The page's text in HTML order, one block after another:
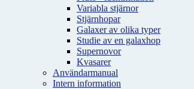
Variabla stjärnor
Stjärnhopar
Galaxer av olika typer
Studie av en galaxhop
Supernovor
Kvasarer
Användarmanual
Intern information